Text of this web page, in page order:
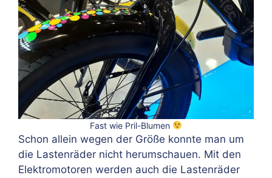
Fast wie Pril-Blumen
Schon allein wegen der Größe konnte man um
die Lastenräder nicht herumschauen. Mit den
Elektromotoren werden auch die Lastenräder